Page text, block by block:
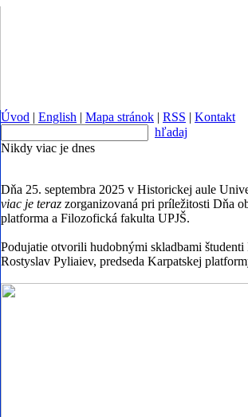
Úvod | English | Mapa stránok | RSS | Kontakt
hľadaj
Nikdy viac je dnes
Dňa 25. septembra 2025 v Historickej aule
viac je teraz zorganizovaná pri príležitosti Dňa
platforma a Filozofická fakulta UPJŠ.
Podujatie otvorili hudobnými skladbami
Rostyslav Pyliaiev, predseda Karpatskej